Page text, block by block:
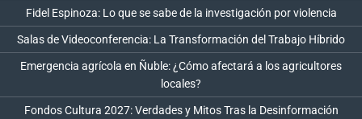
Fidel Espinoza: Lo que se sabe de la investigación por violencia
Salas de Videoconferencia: La Transformación del Trabajo Híbrido
Emergencia agrícola en Ñuble: ¿Cómo afectará a los agricultores
locales?
Fondos Cultura 2027: Verdades y Mitos Tras la Desinformación